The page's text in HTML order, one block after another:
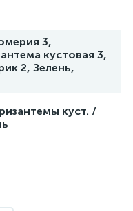
3,
кустовая 3,
2, Зелень,
куст. /